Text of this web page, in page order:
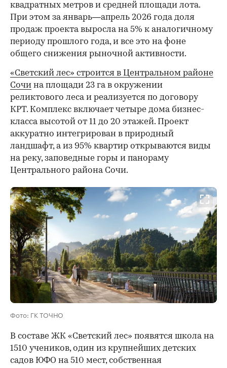
квадратных метров и средней площади лота.
При этом за январь—апрель 2026 года доля
продаж проекта выросла на 5% к аналогичному
периоду прошлого года, и все это на фоне
общего снижения рыночной активности.
«Светский лес» строится в Центральном районе
Сочи на площади 23 га в окружении
реликтового леса и реализуется по договору
КРТ. Комплекс включает четыре дома бизнес-
класса высотой от 11 до 20 этажей. Проект
аккуратно интегрирован в природный
ландшафт, а из 95% квартир открываются виды
на реку, заповедные горы и панораму
Центрального района Сочи.
Фото: ГК ТОЧНО
В составе ЖК «Светский лес» появятся школа на
1510 учеников, один из крупнейших детских
садов ЮФО на 510 мест, собственная